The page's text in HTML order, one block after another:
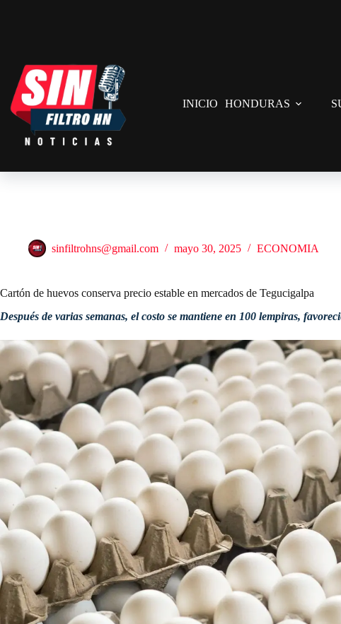
INICIO HONDURAS
sinfiltrohns@gmail.com mayo 30, 2025 ECONOMIA
Cartón de huevos conserva precio estable en mercados de Tegucigalpa
Después de varias semanas, el costo se mantiene en 100 lempiras,